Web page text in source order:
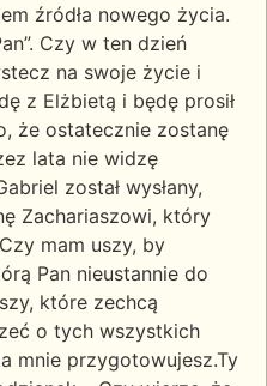
źródła nowego życia.
Czy w ten dzień
na swoje życie i
z Elżbietą i będę prosił
że ostatecznie zostanę
lata nie widzę
został wysłany,
Zachariaszowi, który
mam uszy, by
Pan nieustannie do
które zechcą
o tych wszystkich
mnie przygotowujesz.Ty